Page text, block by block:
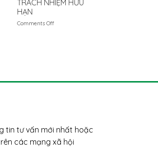
Vướng
và
CỦA
BẢO
ĐỘNG
TRÁCH NHIỆM HỮU
HẠN
Comments Offon
TRONG
HẠN
tin tư vấn mới nhất hoặc
các mạng xã hội